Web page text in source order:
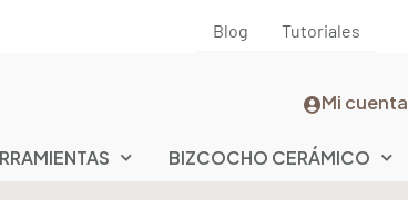
Blog Tutoriales
Mi cuenta
BIZCOCHO CERÁMICO